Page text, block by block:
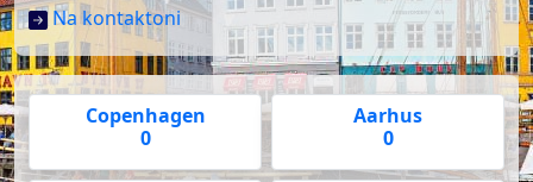
Na kontaktoni
Copenhagen
0
Aarhus
0